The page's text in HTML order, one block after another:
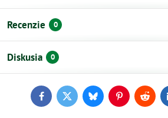
Recenzie 0
Diskusia 0
FacebookTwitterBlueskyPinterestReddit